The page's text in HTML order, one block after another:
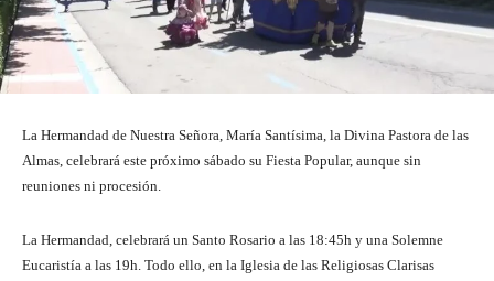
La Hermandad de Nuestra Señora, María Santísima, la Divina Pastora de las
Almas, celebrará este próximo sábado su Fiesta Popular, aunque sin
reuniones ni procesión.
La Hermandad, celebrará un Santo Rosario a las 18:45h y una Solemne
Eucaristía a las 19h. Todo ello, en la Iglesia de las Religiosas Clarisas